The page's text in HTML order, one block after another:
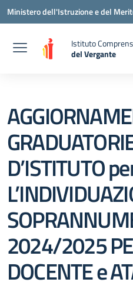
Vai ai contenuti
Vai al menu di navigazione
Vai al footer
Ministero dell'Istruzione e del
Istituto
del Vergante
— Visita la
D’ISTITUTO
2024/2025
DOCENTE e